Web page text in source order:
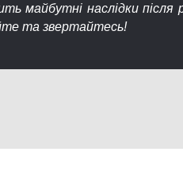
майбутні наслідки після
та звертайтесь!